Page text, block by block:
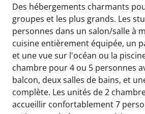
Des hébergements charmants
groupes et les plus grands. Les
personnes dans un salon/salle à
cuisine entièrement équipée, un
et une vue sur l'océan ou la
chambre pour 4 ou 5 personnes
balcon, deux salles de bains, et
complète. Les unités de 2
accueillir confortablement 7